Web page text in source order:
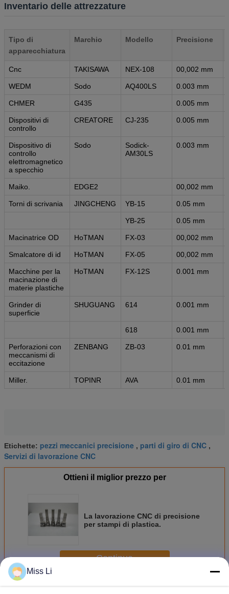
Inventario delle attrezzature
Tipo di
apparecchiatura
Marchio Modello Precisione
Cnc TAKISAWA NEX-108 00,002 mm
WEDM Sodo AQ400LS 0.003 mm
CHMER G435 0.005 mm
Dispositivi di
controllo
CREATORE CJ-235 0.005 mm
Dispositivo di
controllo
elettromagnetico
a specchio
Sodo
Sodick-
AM30LS
0.003 mm
Maiko. EDGE2 00,002 mm
Torni di scrivania JINGCHENG YB-15 0.05 mm
YB-25 0.05 mm
Macinatrice OD HoTMAN FX-03 00,002 mm
Smalcatore di id HoTMAN FX-05 00,002 mm
Macchine per la
macinazione di
materie plastiche
HoTMAN FX-12S 0.001 mm
Grinder di
superficie
SHUGUANG 614 0.001 mm
618 0.001 mm
Perforazioni con
meccanismi di
eccitazione
ZENBANG ZB-03 0.01 mm
Miller. TOPINR AVA 0.01 mm
Etichette: pezzi meccanici precisione , parti di giro di CNC ,
Servizi di lavorazione CNC
Ottieni il miglior prezzo per
La lavorazione CNC di precisione
per stampi di plastica.
Continua
PiùComponenti della muffa di precisione
Miss Li